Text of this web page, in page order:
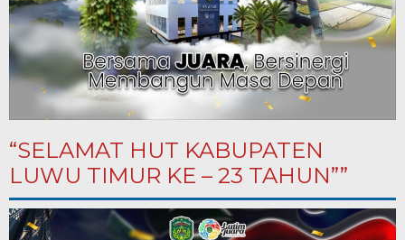
“SELAMAT HUT KABUPATEN
LUWU TIMUR KE – 23 TAHUN””